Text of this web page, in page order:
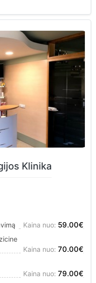
Klinika
Kaina nuo: 59.00€
Kaina nuo: 70.00€
Kaina nuo: 79.00€